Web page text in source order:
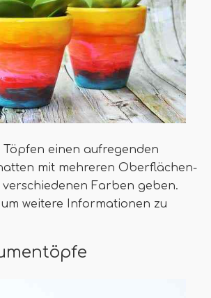
Töpfen einen aufregenden
mit mehreren Oberflächen-
Farben geben.
um weitere Informationen zu